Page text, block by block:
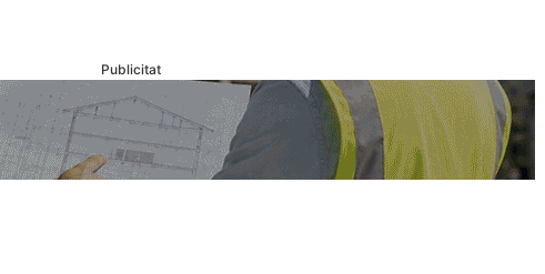
Publicitat